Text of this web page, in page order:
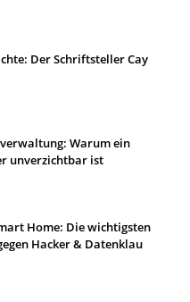
Der Schriftsteller Cay
Warum ein
unverzichtbar ist
Home: Die wichtigsten
Hacker & Datenklau